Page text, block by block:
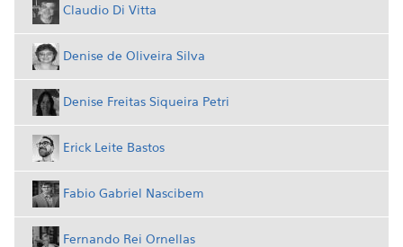
Claudio Di Vitta
Denise de Oliveira Silva
Denise Freitas Siqueira Petri
Erick Leite Bastos
Fabio Gabriel Nascibem
Fernando Rei Ornellas